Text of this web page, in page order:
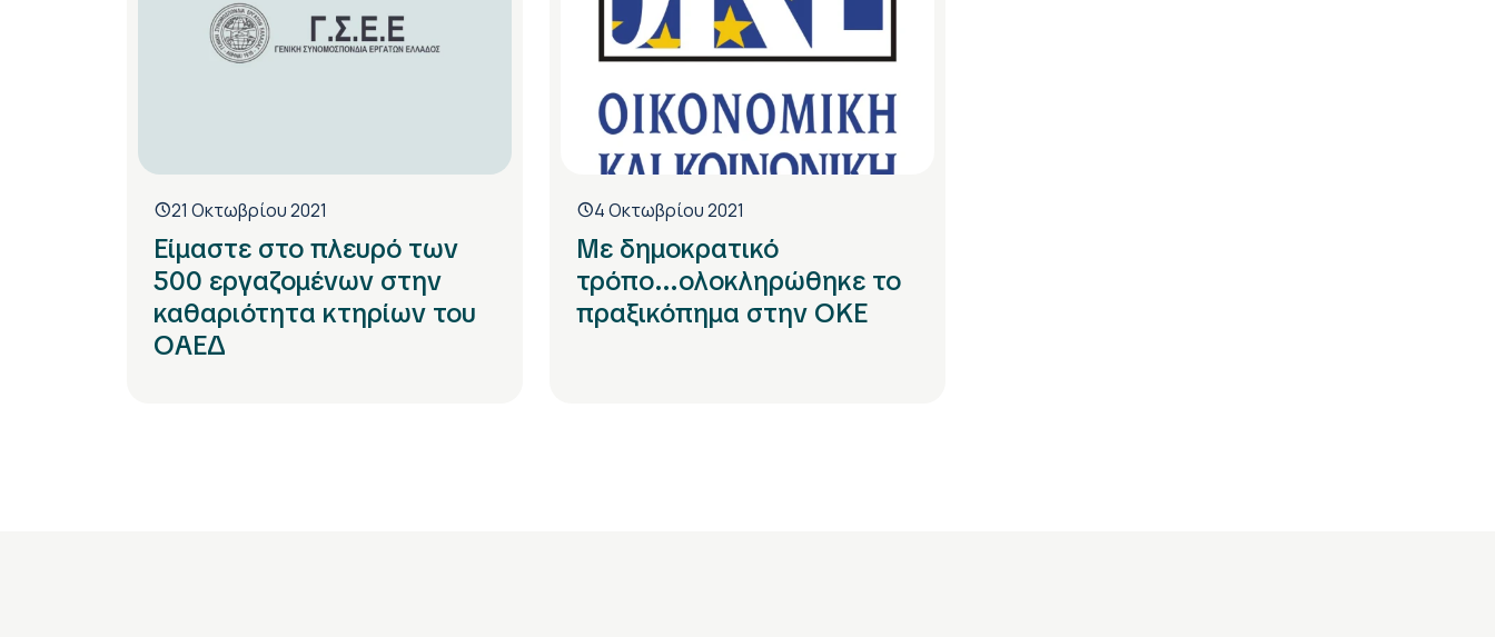
21 Οκτωβρίου 2021
Είμαστε στο πλευρό των
500 εργαζομένων στην
καθαριότητα κτηρίων του
ΟΑΕΔ
4 Οκτωβρίου 2021
Με δημοκρατικό
τρόπο...ολοκληρώθηκε το
πραξικόπημα στην ΟΚΕ